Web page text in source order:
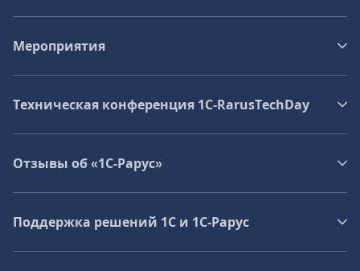
Мероприятия
Техническая конференция 1C‑RarusTechDay
Отзывы об «1С-Рарус»
Поддержка решений 1С и 1С‑Рарус